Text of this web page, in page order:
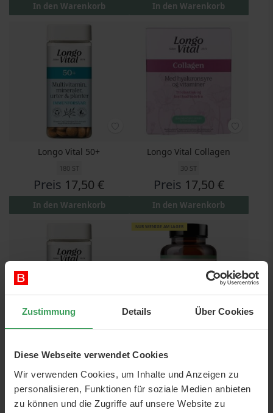
Zustimmung Details Über Cookies
Diese Webseite verwendet Cookies
Wir verwenden Cookies, um Inhalte und Anzeigen zu
personalisieren, Funktionen für soziale Medien anbieten
zu können und die Zugriffe auf unsere Website zu
In den Warenkorb In den Warenkorb
Longo Vital 50+
180 ST
Preis 17,50 €
In den Warenkorb
Longo Vital Collagen
30 ST
Preis 17,50 €
In den Warenkorb
Longo B Complete
Preis 17,50 €
In den Warenkorb
NUR WENIGE AM LAGER
Longo Vital Brain Focus
Preis 45,75 €
In den Warenkorb